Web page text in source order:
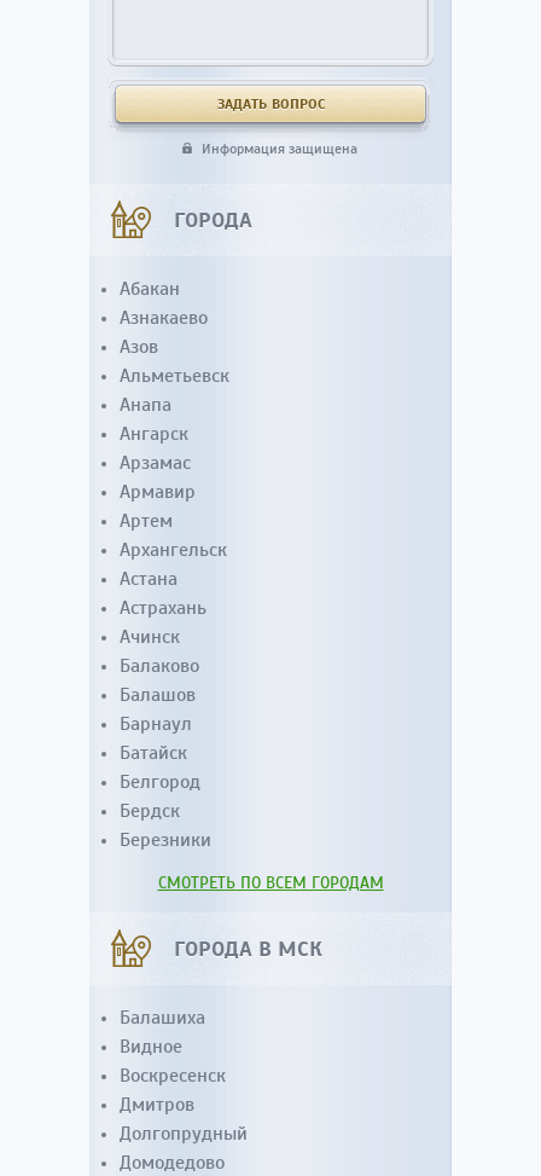
Информация защищена
ГОРОДА
Абакан
Азнакаево
Азов
Альметьевск
Анапа
Ангарск
Арзамас
Армавир
Артем
Архангельск
Астана
Астрахань
Ачинск
Балаково
Балашов
Барнаул
Батайск
Белгород
Бердск
Березники
СМОТРЕТЬ ПО ВСЕМ ГОРОДАМ
ГОРОДА В МСК
Балашиха
Видное
Воскресенск
Дмитров
Долгопрудный
Домодедово